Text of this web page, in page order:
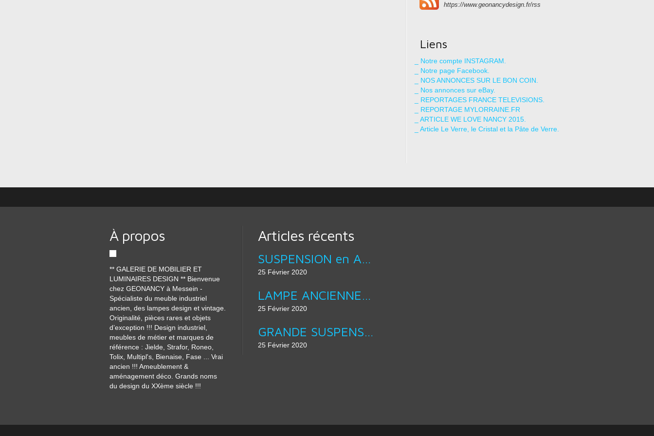
https://www.geonancydesign.fr/rss
Liens
_ Notre compte INSTAGRAM.
_ Notre page Facebook.
_ NOS ANNONCES SUR LE BON COIN.
_ Nos annonces sur eBay.
_ REPORTAGES FRANCE TELEVISIONS.
_ REPORTAGE MYLORRAINE.FR
_ ARTICLE WE LOVE NANCY 2015.
_ Article Le Verre, le Cristal et la Pâte de Verre.
À propos
** GALERIE DE MOBILIER ET
LUMINAIRES DESIGN ** Bienvenue
chez GEONANCY à Messein -
Spécialiste du meuble industriel
ancien, des lampes design et vintage.
Originalité, pièces rares et objets
d’exception !!! Design industriel,
meubles de métier et marques de
référence : Jielde, Strafor, Roneo,
Tolix, Multipl's, Bienaise, Fase ... Vrai
ancien !!! Ameublement &
aménagement déco. Grands noms
du design du XXème siècle !!!
Articles récents
SUSPENSION en ACIER BROSSÉ LAMPE ABAT JOUR DESIGN équipé douille E27 :
25 Février 2020
LAMPE ANCIENNE - APPLIQUE MURALE COL DE CYGNE :
25 Février 2020
GRANDE SUSPENSION 40 CM DE DIAMÈTRE - ÉMAIL D’ORIGINE EN VERT & BLANC :
25 Février 2020